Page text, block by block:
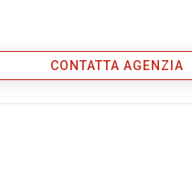
CONTATTA AGENZIA